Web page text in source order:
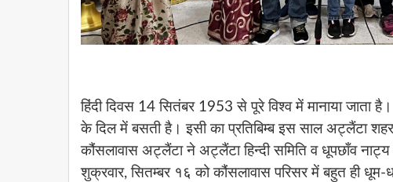
हिंदी दिवस 14 सितंबर 1953 से पूरे विश्व में मानाया जाता
के दिल में बसती है। इसी का प्रतिबिम्ब इस साल अट्लैंटा
कौंसलावास अट्लैंटा ने अट्लैंटा हिन्दी समिति व धूपछाँव
शुक्रवार, सितम्बर १६ को कौंसलावास परिसर में बहुत ही